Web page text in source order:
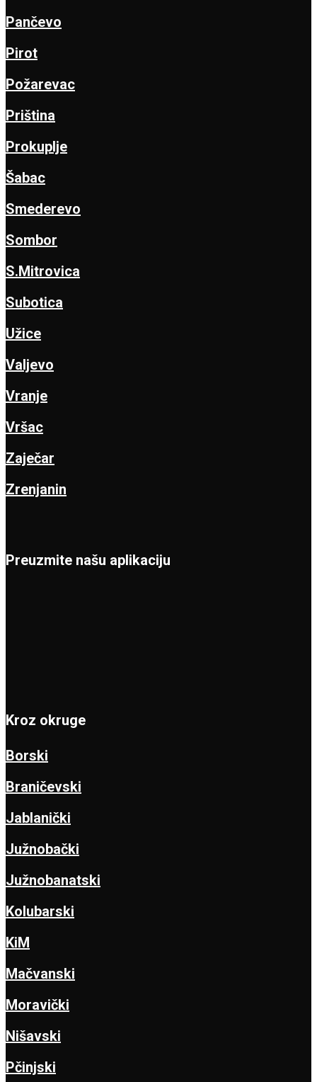
Pančevo
Pirot
Požarevac
Priština
Prokuplje
Šabac
Smederevo
Sombor
S.Mitrovica
Subotica
Užice
Valjevo
Vranje
Vršac
Zaječar
Zrenjanin
Preuzmite našu aplikaciju
Kroz okruge
Borski
Braničevski
Jablanički
Južnobački
Južnobanatski
Kolubarski
KiM
Mačvanski
Moravički
Nišavski
Pčinjski